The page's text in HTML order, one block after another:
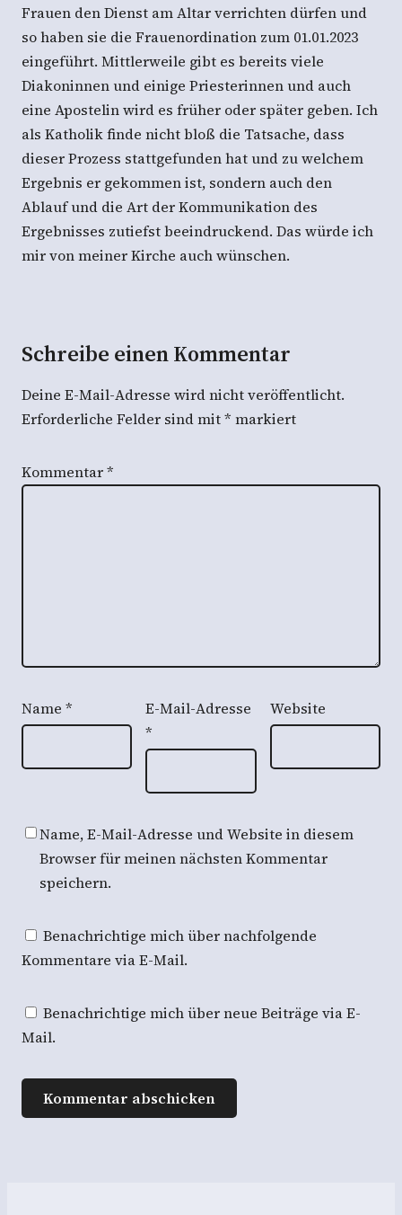
Frauen den Dienst am Altar verrichten dürfen und
so haben sie die Frauenordination zum 01.01.2023
eingeführt. Mittlerweile gibt es bereits viele
Diakoninnen und einige Priesterinnen und auch
eine Apostelin wird es früher oder später geben. Ich
als Katholik finde nicht bloß die Tatsache, dass
dieser Prozess stattgefunden hat und zu welchem
Ergebnis er gekommen ist, sondern auch den
Ablauf und die Art der Kommunikation des
Ergebnisses zutiefst beeindruckend. Das würde ich
mir von meiner Kirche auch wünschen.
Schreibe einen Kommentar
Deine E-Mail-Adresse wird nicht veröffentlicht.
Erforderliche Felder sind mit* markiert
Kommentar*
Name *
E-Mail-Adresse
*
Website
Name, E-Mail-Adresse und Website in diesem
Browser für meinen nächsten Kommentar
speichern.
Benachrichtige mich über nachfolgende
Kommentare via E-Mail.
Benachrichtige mich über neue Beiträge via E-
Mail.